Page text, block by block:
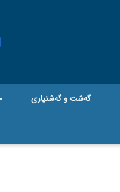
گه‌شت و گه‌شتیاری